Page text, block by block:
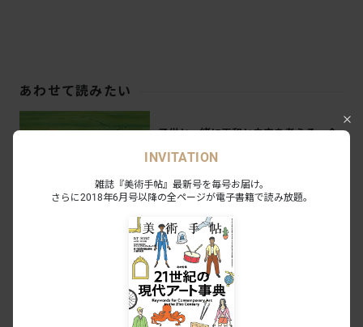
あわせて読みたい
子供と一緒に平和と未来を考える。企
年8月15日』」が平和祈念展示資料館
NEWS
蔡國強が福島・いわきで見せた白天花
火《満天の桜が咲く日》。 亡き人々へ
の鎮魂と自然への畏敬の念を胸に
SPECIAL
《平和の少女像》など「不自由展」出
品作、名古屋市内で有志が再展示へ
INVITATION
雑誌『美術手帖』最新号を毎号お届け。
さらに2018年6月号以降の全ページが電子書籍で読み放題。